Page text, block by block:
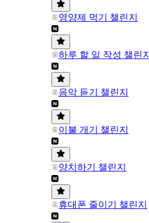
영양제 먹기 챌린지
하루 할 일 작성 챌린지
음악 듣기 챌린지
이불 개기 챌린지
양치하기 챌린지
휴대폰 줄이기 챌린지